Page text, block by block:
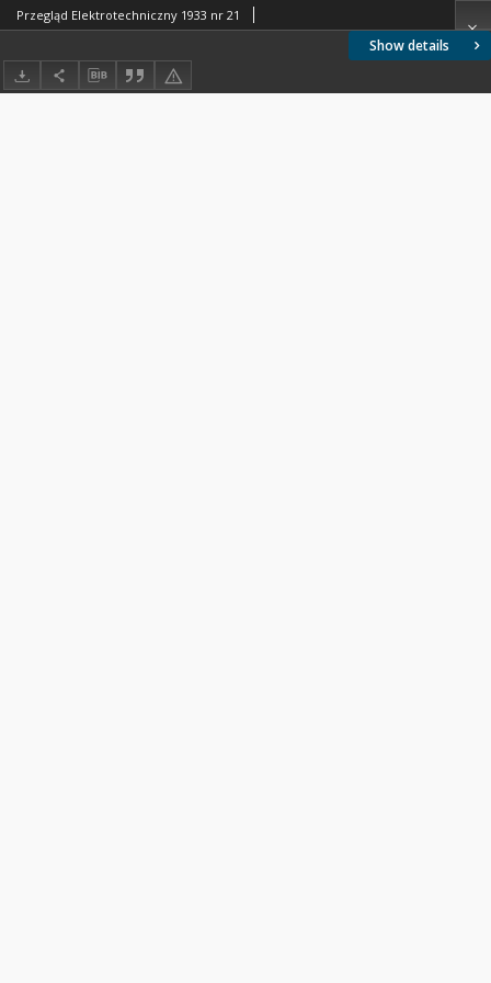
Show details
Przegląd Elektrotechniczny 1933 nr 21